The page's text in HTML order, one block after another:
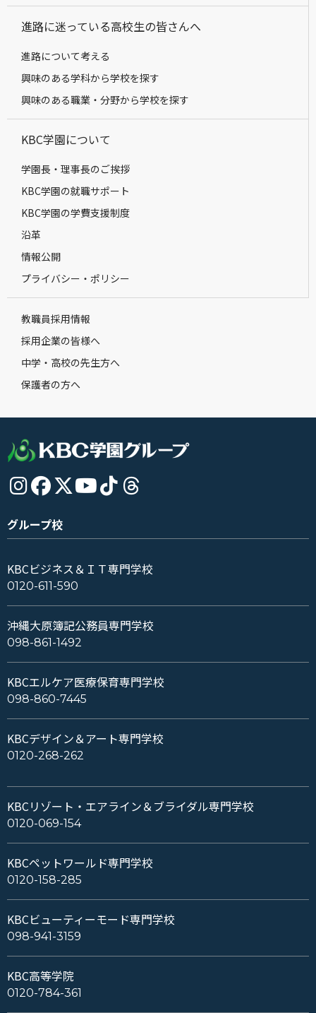
進路に迷っている高校生の皆さんへ
進路について考える
興味のある学科から学校を探す
興味のある職業・分野から学校を探す
KBC学園について
学園長・理事長のご挨拶
KBC学園の就職サポート
KBC学園の学費支援制度
沿革
情報公開
プライバシー・ポリシー
教職員採用情報
採用企業の皆様へ
中学・高校の先生方へ
保護者の方へ
グループ校
KBCビジネス＆ＩＴ専門学校
0120-611-590
沖縄大原簿記公務員専門学校
098-861-1492
KBCエルケア医療保育専門学校
098-860-7445
KBCデザイン＆アート専門学校
0120-268-262
KBCリゾート・エアライン＆ブライダル専門学校
0120-069-154
KBCペットワールド専門学校
0120-158-285
KBCビューティーモード専門学校
098-941-3159
KBC高等学院
0120-784-361